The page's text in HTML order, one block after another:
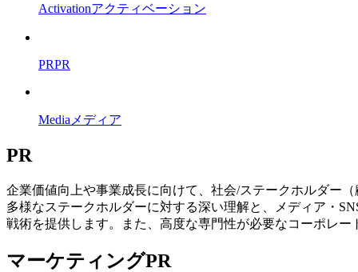
Activationアクティベーション
PRPR
Media メディア
PR
企業価値向上や事業成長に向けて、社会/ステークホルダー
多様なステークホルダーに対する深い理解と、メディア・
戦術を提供します。また、高度な専門性が必要なコーポレ
マーケティングPR